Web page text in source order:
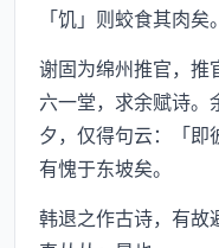
「饥」则蛟食其肉矣。
谢固为绵州推官，推
六一堂，求余赋诗。
夕，仅得句云：「即
有愧于东坡矣。
韩退之作古诗，有故